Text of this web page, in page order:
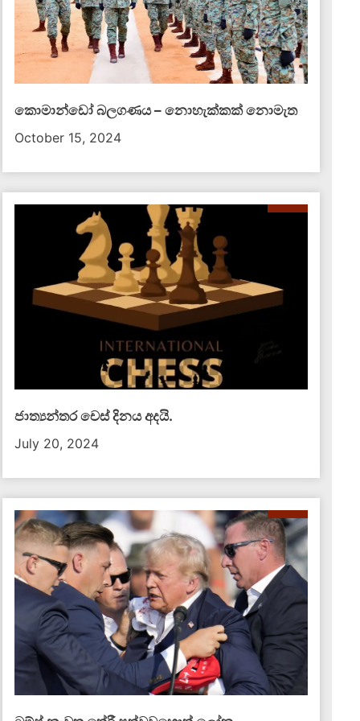
කොමාන්ඩෝ බලගණය – නොහැක්කක් නොමැත​
October 15, 2024
ජාත්‍යන්තර චෙස් දිනය අදයි.
July 20, 2024